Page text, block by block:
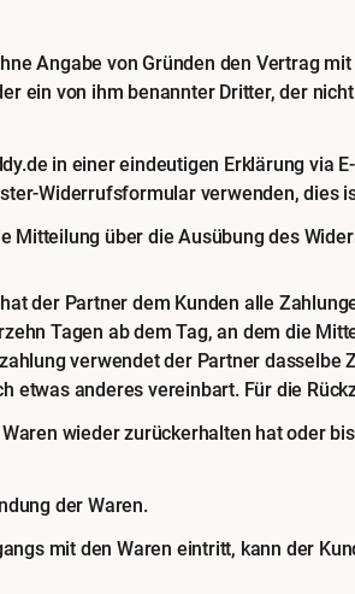
Angabe von Gründen den Vertrag
ein von ihm benannter Dritter, der
in einer eindeutigen Erklärung via
Widerrufsformular verwenden, dies
Mitteilung über die Ausübung des
der Partner dem Kunden alle
Tagen ab dem Tag, an dem die
verwendet der Partner dasselbe
etwas anderes vereinbart. Für die
wieder zurückerhalten hat oder
der Waren.
mit den Waren eintritt, kann der